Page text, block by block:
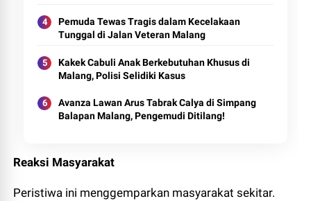
Pemuda Tewas Tragis dalam Kecelakaan
Tunggal di Jalan Veteran Malang
Kakek Cabuli Anak Berkebutuhan Khusus di
Malang, Polisi Selidiki Kasus
Avanza Lawan Arus Tabrak Calya di Simpang
Balapan Malang, Pengemudi Ditilang!
Reaksi Masyarakat
Peristiwa ini menggemparkan masyarakat sekitar.